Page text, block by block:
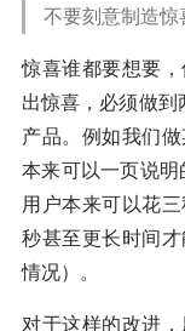
不要刻意制造惊
惊喜谁都要想要
出惊喜，必须做到
产品。例如我们
本来可以一页说明
用户本来可以花
秒甚至更长时间
情况）。
对于这样的改进